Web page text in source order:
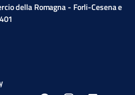
della Romagna - Forli-Cesena e